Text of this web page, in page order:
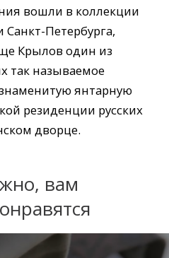
вошли в коллекции
Санкт-Петербурга,
Крылов один из
так называемое
янтарную
резиденции русских
дворце.
вам